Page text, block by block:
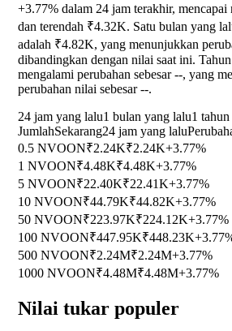
+3.77% dalam 24 jam terakhir,
dan terendah ₹4.32K. Satu bulan yang
adalah ₹4.82K, yang menunjukkan
dibandingkan dengan nilai saat ini.
mengalami perubahan sebesar--, yang
perubahan nilai sebesar--.
24 jam yang lalu1 bulan yang lalu1
JumlahSekarang24 jam yang lalu
0.5 NVOON₹2.24K₹2.24K+3.77%
1 NVOON₹4.48K₹4.48K+3.77%
5 NVOON₹22.40K₹22.41K+3.77%
10 NVOON₹44.79K₹44.82K+3.77%
50 NVOON₹223.97K₹224.12K+3.77%
100 NVOON₹447.95K₹448.23K
500 NVOON₹2.24M₹2.24M+3.77%
1000 NVOON₹4.48M₹4.48M+3.77%
Nilai tukar populer